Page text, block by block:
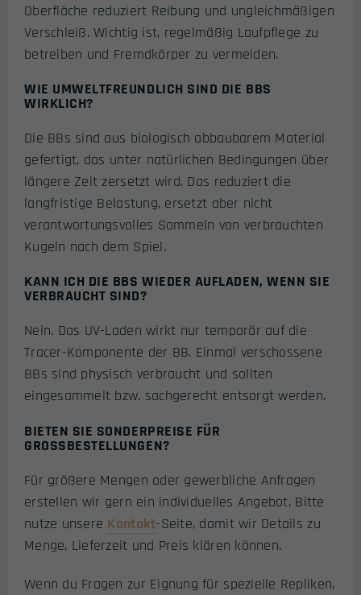
Oberfläche reduziert Reibung und ungleichmäßigen
Verschleiß. Wichtig ist, regelmäßig Laufpflege zu
betreiben und Fremdkörper zu vermeiden.
WIE UMWELTFREUNDLICH SIND DIE BBS
WIRKLICH?
Die BBs sind aus biologisch abbaubarem Material
gefertigt, das unter natürlichen Bedingungen über
längere Zeit zersetzt wird. Das reduziert die
langfristige Belastung, ersetzt aber nicht
verantwortungsvolles Sammeln von verbrauchten
Kugeln nach dem Spiel.
KANN ICH DIE BBS WIEDER AUFLADEN, WENN SIE
VERBRAUCHT SIND?
Nein. Das UV-Laden wirkt nur temporär auf die
Tracer-Komponente der BB. Einmal verschossene
BBs sind physisch verbraucht und sollten
eingesammelt bzw. sachgerecht entsorgt werden.
BIETEN SIE SONDERPREISE FÜR
GROSSBESTELLUNGEN?
Für größere Mengen oder gewerbliche Anfragen
erstellen wir gern ein individuelles Angebot. Bitte
nutze unsere Kontakt-Seite, damit wir Details zu
Menge, Lieferzeit und Preis klären können.
Wenn du Fragen zur Eignung für spezielle Repliken,